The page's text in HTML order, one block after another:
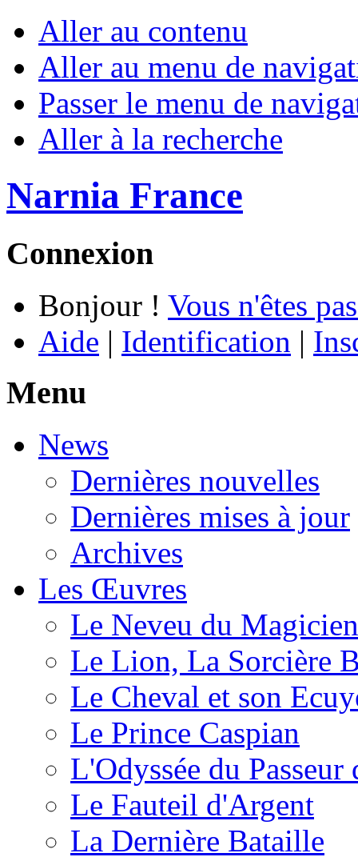
Aller au contenu
Aller au menu de
Passer le menu de
Aller à la recherche
Narnia France
Connexion
Bonjour ! Vous n'êtes
Aide | Identification |
Menu
News
Dernières nouvelles
Dernières mises à jour
Archives
Les Œuvres
Le Neveu du Magicien
Le Lion, La Sorcière
Le Cheval et son
Le Prince Caspian
L'Odyssée du
Le Fauteil d'Argent
La Dernière Bataille